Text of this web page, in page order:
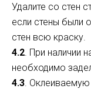
Удалите со стен
если стены были
стен всю краску.
4.2. При наличии
необходимо
4.3. Оклеиваемую